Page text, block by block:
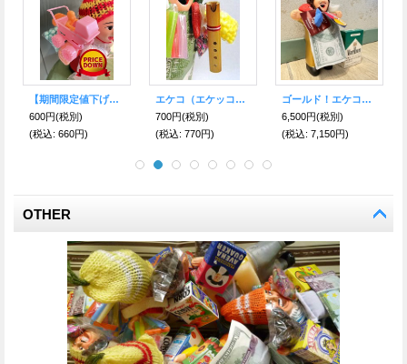
600円
(税込
600円
(税込
500円
(税込:550円)
OTHER